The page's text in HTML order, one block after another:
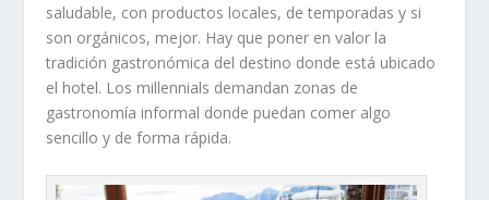
saludable, con productos locales, de temporadas y si
son orgánicos, mejor. Hay que poner en valor la
tradición gastronómica del destino donde está ubicado
el hotel. Los millennials demandan zonas de
gastronomía informal donde puedan comer algo
sencillo y de forma rápida.